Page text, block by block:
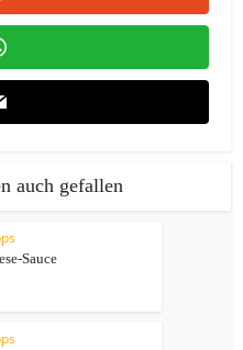
auch gefallen
Sauce